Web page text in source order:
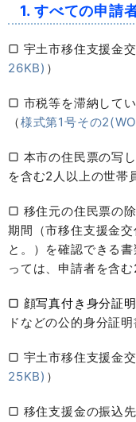
1. すべての申請
▢ 宇土市移住支援金
26KB) ）
▢ 市税等を滞納して
（様式第1号その
▢ 本市の住民票の写
を含む2人以上の世帯
▢ 移住元の住民票の
期間（市移住支援金
と。）を確認できる
っては、申請者を含
▢ 顔写真付き身分証
ドなどの公的身分証明
▢ 宇土市移住支援金
25KB) ）
▢ 移住支援金の振込